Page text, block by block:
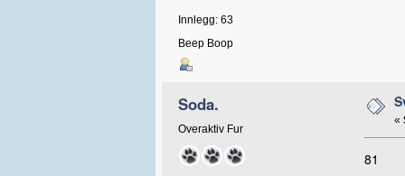
Innlegg: 63
Beep Boop
Soda.
Overaktiv Fur
«
81